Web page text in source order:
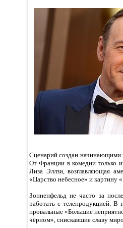
Сценарий создан
От Франции в комедии только
Лиза Эллзи, возглавляющая
«Царство небесное» и
Зонненфельд не часто за
работать с телепродукцией. В
провальные «Большие
чёрном», снискавшие славу